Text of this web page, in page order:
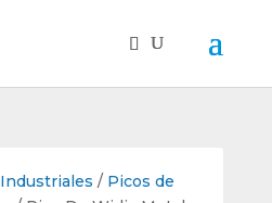
/ Picos de